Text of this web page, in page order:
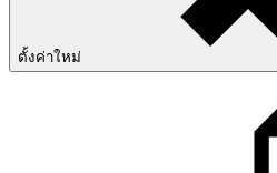
ตั้งค่าใหม่